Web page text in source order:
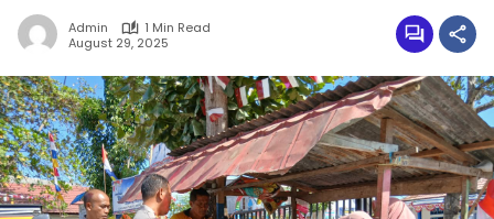
Admin
1 Min Read
August 29, 2025